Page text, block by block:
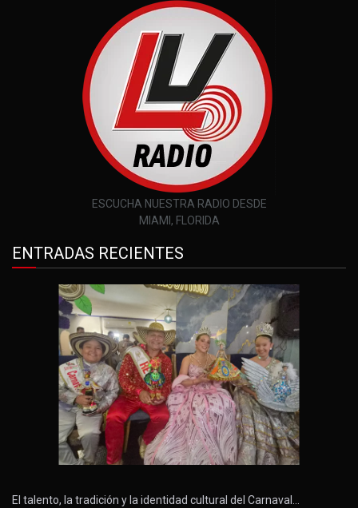
ESCUCHA NUESTRA RADIO DESDE
MIAMI, FLORIDA
ENTRADAS RECIENTES
El talento, la tradición y la identidad cultural del Carnaval…